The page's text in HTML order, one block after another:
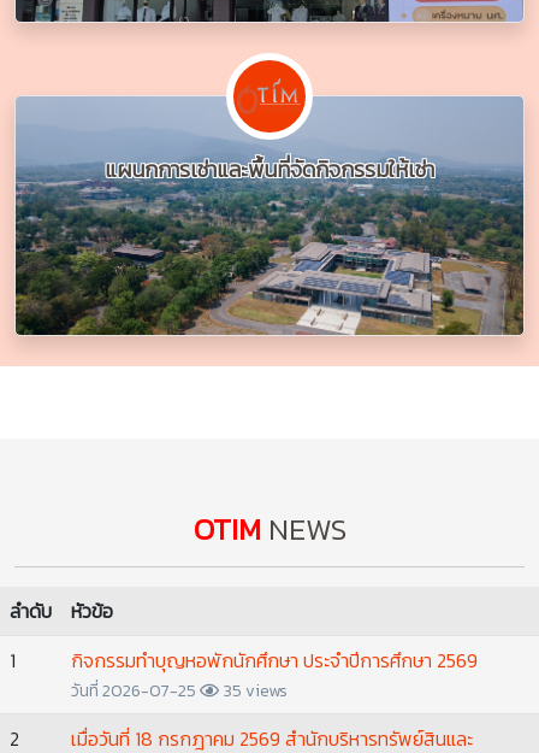
แผนกการเช่าและพื้นที่จัดกิจกรรมให้เช่า
OTIM NEWS
ลำดับ
หัวข้อ
1
กิจกรรมทำบุญหอพักนักศึกษา ประจำปีการศึกษา 2569
วันที่ 2026-07-25 35 views
2
เมื่อวันที่ 18 กรกฎาคม 2569 สำนักบริหารทรัพย์สินและ